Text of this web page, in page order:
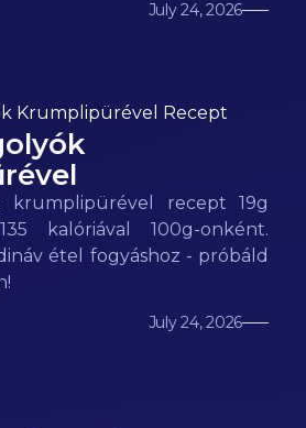
July 24, 2026
krumplipürével recept 19g
kalóriával 100g-onként.
étel fogyáshoz - próbáld
July 24, 2026